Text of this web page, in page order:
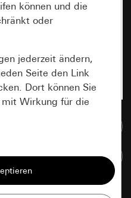
können und die
oder
jederzeit ändern,
Seite den Link
Dort können Sie
Wirkung für die
um Ihnen die